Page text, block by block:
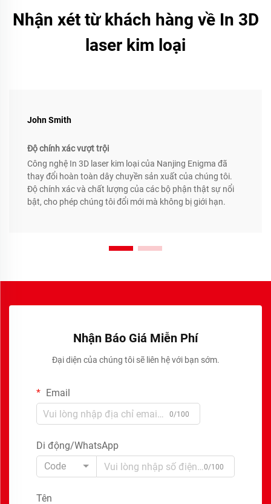
Nhận xét từ khách hàng về In 3D
laser kim loại
John Smith
Độ chính xác vượt trội
Công nghệ In 3D laser kim loại của Nanjing Enigma đã
thay đổi hoàn toàn dây chuyền sản xuất của chúng tôi.
Độ chính xác và chất lượng của các bộ phận thật sự nổi
bật, cho phép chúng tôi đổi mới mà không bị giới hạn.
Nhận Báo Giá Miễn Phí
Đại diện của chúng tôi sẽ liên hệ với bạn sớm.
Email
0/100
Di động/WhatsApp
Code
0/100
Tên